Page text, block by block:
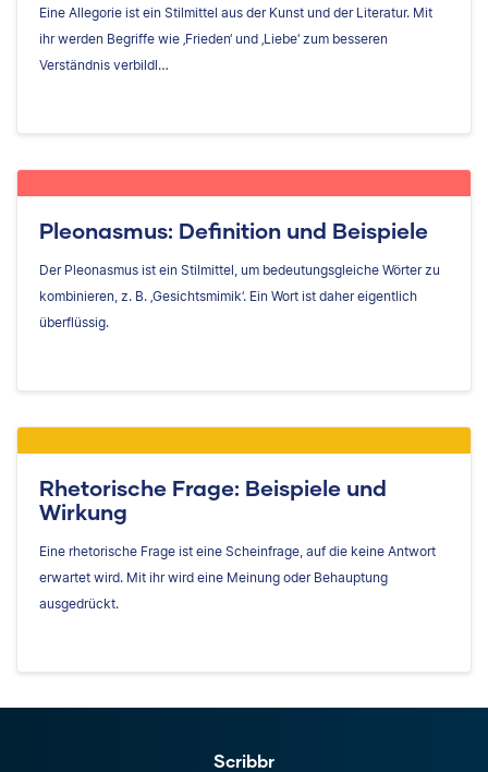
Eine Allegorie ist ein Stilmittel aus der Kunst und der Literatur. Mit
ihr werden Begriffe wie ‚Frieden‘ und ‚Liebe‘ zum besseren
Verständnis verbildl…
Pleonasmus: Definition und Beispiele
Der Pleonasmus ist ein Stilmittel, um bedeutungsgleiche Wörter zu
kombinieren, z. B. ‚Gesichtsmimik‘. Ein Wort ist daher eigentlich
überflüssig.
Rhetorische Frage: Beispiele und
Wirkung
Eine rhetorische Frage ist eine Scheinfrage, auf die keine Antwort
erwartet wird. Mit ihr wird eine Meinung oder Behauptung
ausgedrückt.
Scribbr